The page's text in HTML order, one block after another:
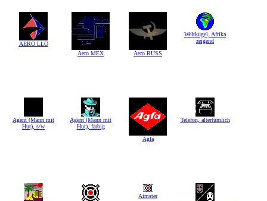
AERO LLO
Aero MEX
Aero RUSS
Weltkugel, Afrika
zeigend
Agent (Mann mit
Hut), s/w
Agent (Mann mit
Hut), farbig
Agfa
Telefon, altertümlich
Aimster